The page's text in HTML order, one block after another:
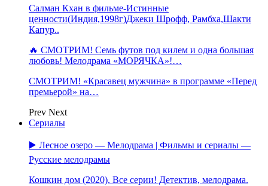
Салман Кхан в фильме-Истинные
ценности(Индия,1998г)Джеки Шрофф, Рамбха,Шакти
Капур..
🔥 СМОТРИМ! Семь футов под килем и одна большая
любовь! Мелодрама «МОРЯЧКА»!…
СМОТРИМ! «Красавец мужчина» в программе «Перед
премьерой» на…
Prev Next
Сериалы
▶️ Лесное озеро — Мелодрама | Фильмы и сериалы —
Русские мелодрамы
Кошкин дом (2020). Все серии! Детектив, мелодрама.